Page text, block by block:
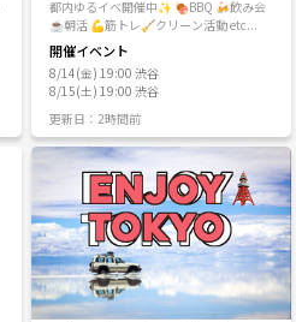
ます あと最近 直前キャンセルが増えてい
て、キャンセル料 発生期間をすこし前に
設定することにしたのでご了承ください
🌿 つなゲートをしてなければ会うことも
ないと思うので、いろいろな方と知り合
えたら嬉しいです 🪴禁止事項🪴 営業・
勧誘・ナンパ 他の参加者が不快に思うこ
と 連絡なしの不参加 イベント外でのトラ
ブルには責任を負いかねますのでご了承
ください 安心して交流できる場作りのた
め、プロフィール内容.やり取り.過去の言
動状況などを参考に主催者判断で参加を
お断りする場合があります
（ナイトピクニックも開催）🌸 ・BBQ
（みんなでワイワイ！）🔥 ・キャンプ
（大自然の中で非日常体験）🏕️ ・演劇
（初心者大歓迎！演劇に触れてみよう）
👤 ・アカペラ/合唱（歌でつながる仲間
ロウィン/クリスマス/スノボなど）🎄 ・
特別企画（謎解き街歩き/脱出ゲームな
ど）🕹️ 💬ひとこと ただ遊ぶだけじゃな
い。 童心に返って全力で楽しむ大人のサ
ークル、それがカムチル！
都内ゆるイベ開催中✨️ 🍖BBQ 🍻飲み会
☕朝活 💪筋トレ🧹クリーン活動 etc...
開催イベント
8/14(金) 19:00 渋谷
8/15(土) 19:00 渋谷
更新日：2時間前